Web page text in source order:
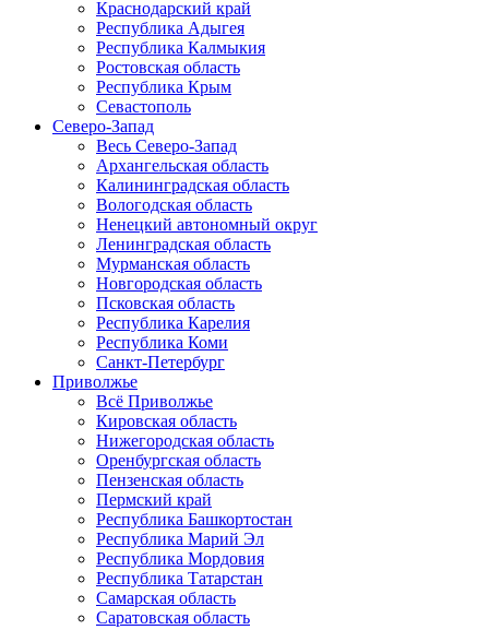
Краснодарский край
Республика Адыгея
Республика Калмыкия
Ростовская область
Республика Крым
Севастополь
Северо-Запад
Весь Северо-Запад
Архангельская область
Калининградская область
Вологодская область
Ненецкий автономный округ
Ленинградская область
Мурманская область
Новгородская область
Псковская область
Республика Карелия
Республика Коми
Санкт-Петербург
Приволжье
Всё Приволжье
Кировская область
Нижегородская область
Оренбургская область
Пензенская область
Пермский край
Республика Башкортостан
Республика Марий Эл
Республика Мордовия
Республика Татарстан
Самарская область
Саратовская область